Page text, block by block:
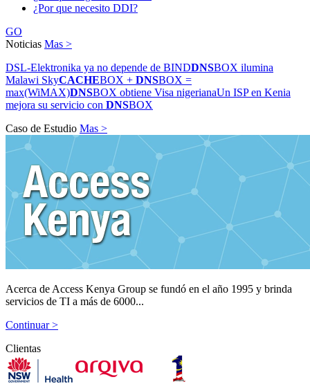
¿Por que necesito DDI?
GO
Noticias Mas >
DSL-Elektronika ya no depende de BINDDNSBOX ilumina
Malawi SkyCACHEBOX + DNSBOX =
max(WiMAX)DNSBOX obtiene Visa nigerianaUn ISP en Kenia
mejora su servicio con DNSBOX
Caso de Estudio Mas >
Acerca de Access Kenya Group se fundó en el año 1995 y brinda
servicios de TI a más de 6000...
Continuar >
Clientas